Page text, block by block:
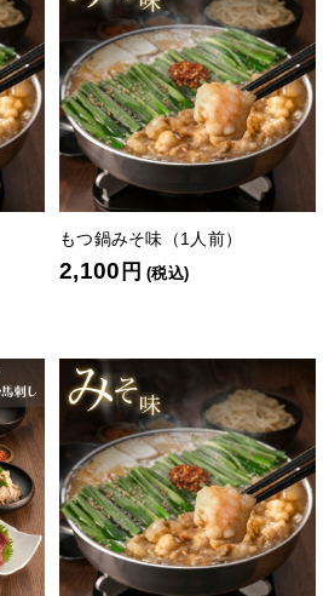
もつ鍋みそ味（1人前）
2,100 円 (税込)